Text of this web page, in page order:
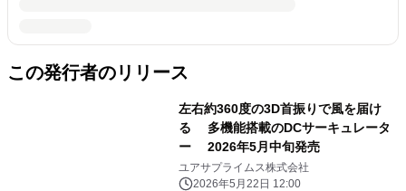
この発行者のリリース
左右約360度の3D首振りで風を届け
る 多機能搭載のDCサーキュレータ
ー 2026年5月中旬発売
ユアサプライムス株式会社
2026年5月22日 12:00